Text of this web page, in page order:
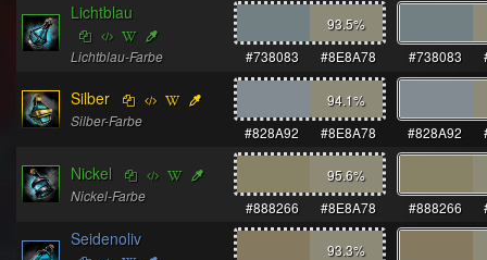
Lichtblau
Lichtblau-Farbe
93.5%
#738083
#8E8A78 #738083
Silber
Silber-Farbe
94.1%
#828A92
#8E8A78 #828A92
Nickel
Nickel-Farbe
95.6%
#888266
#8E8A78 #888266
Seidenoliv
93.3%